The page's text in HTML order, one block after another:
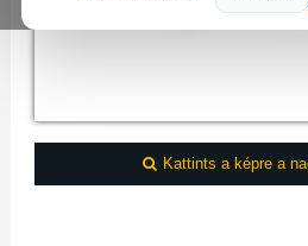
Kattints a képre a